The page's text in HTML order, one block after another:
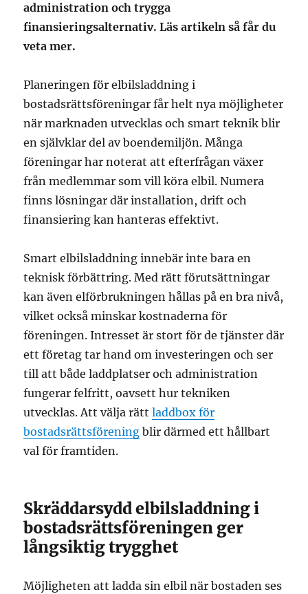
administration och trygga
finansieringsalternativ. Läs artikeln så får du
veta mer.
Planeringen för elbilsladdning i
bostadsrättsföreningar får helt nya möjligheter
när marknaden utvecklas och smart teknik blir
en självklar del av boendemiljön. Många
föreningar har noterat att efterfrågan växer
från medlemmar som vill köra elbil. Numera
finns lösningar där installation, drift och
finansiering kan hanteras effektivt.
Smart elbilsladdning innebär inte bara en
teknisk förbättring. Med rätt förutsättningar
kan även elförbrukningen hållas på en bra nivå,
vilket också minskar kostnaderna för
föreningen. Intresset är stort för de tjänster där
ett företag tar hand om investeringen och ser
till att både laddplatser och administration
fungerar felfritt, oavsett hur tekniken
utvecklas. Att välja rättladdbox för
bostadsrättsförening blir därmed ett hållbart
val för framtiden.
Skräddarsydd elbilsladdning i
bostadsrättsföreningen ger
långsiktig trygghet
Möjligheten att ladda sin elbil när bostaden ses